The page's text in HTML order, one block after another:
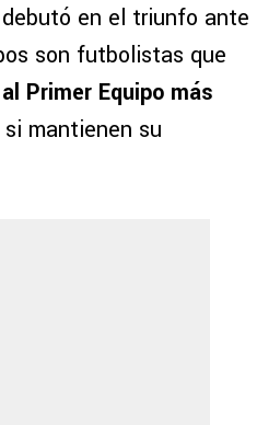
en el triunfo ante
son futbolistas que
Primer Equipo más
si mantienen su